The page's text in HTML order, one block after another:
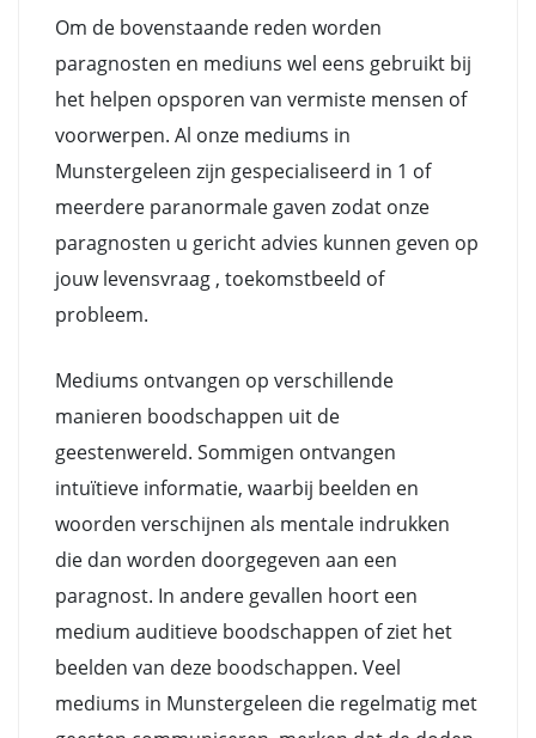
Om de bovenstaande reden worden
paragnosten en mediuns wel eens gebruikt bij
het helpen opsporen van vermiste mensen of
voorwerpen. Al onze mediums in
Munstergeleen zijn gespecialiseerd in 1 of
meerdere paranormale gaven zodat onze
paragnosten u gericht advies kunnen geven op
jouw levensvraag , toekomstbeeld of
probleem.
Mediums ontvangen op verschillende
manieren boodschappen uit de
geestenwereld. Sommigen ontvangen
intuïtieve informatie, waarbij beelden en
woorden verschijnen als mentale indrukken
die dan worden doorgegeven aan een
paragnost. In andere gevallen hoort een
medium auditieve boodschappen of ziet het
beelden van deze boodschappen. Veel
mediums in Munstergeleen die regelmatig met